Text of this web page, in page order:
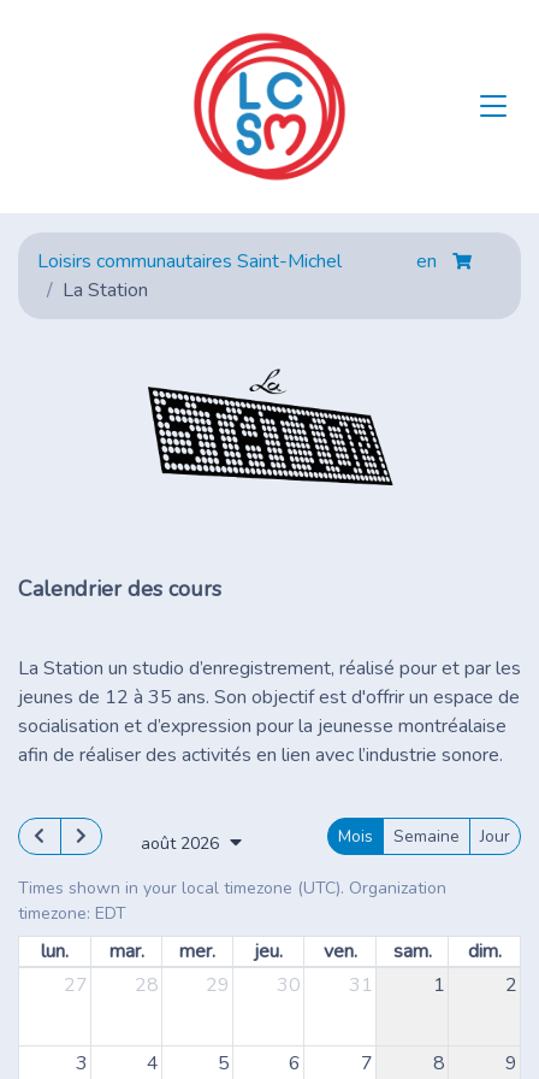
Loisirs communautaires Saint-Michel
La Station
en
Calendrier des cours
La Station un studio d’enregistrement, réalisé pour et par les
jeunes de 12 à 35 ans. Son objectif est d'offrir un espace de
socialisation et d’expression pour la jeunesse montréalaise
afin de réaliser des activités en lien avec l’industrie sonore.
août 2026 Mois Semaine Jour
Times shown in your local timezone (UTC). Organization
timezone: EDT
lun. mar. mer. jeu. ven. sam.
dim.
27
28 29 30 31 1 2
3 4 5 6 7 8 9